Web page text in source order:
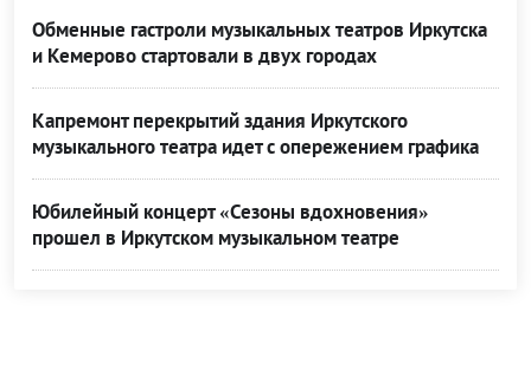
Обменные гастроли музыкальных театров Иркутска
и Кемерово стартовали в двух городах
Капремонт перекрытий здания Иркутского
музыкального театра идет с опережением графика
Юбилейный концерт «Сезоны вдохновения»
прошел в Иркутском музыкальном театре